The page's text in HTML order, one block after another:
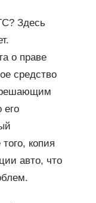
Здесь
о праве
средство
его
копия
авто, что